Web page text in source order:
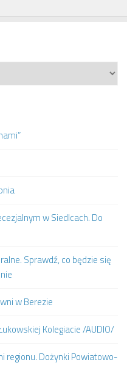
w Siedlcach. Do
Sprawdź, co będzie się
w Berezie
Kolegiacie /AUDIO/
regionu. Dożynki Powiatowo-